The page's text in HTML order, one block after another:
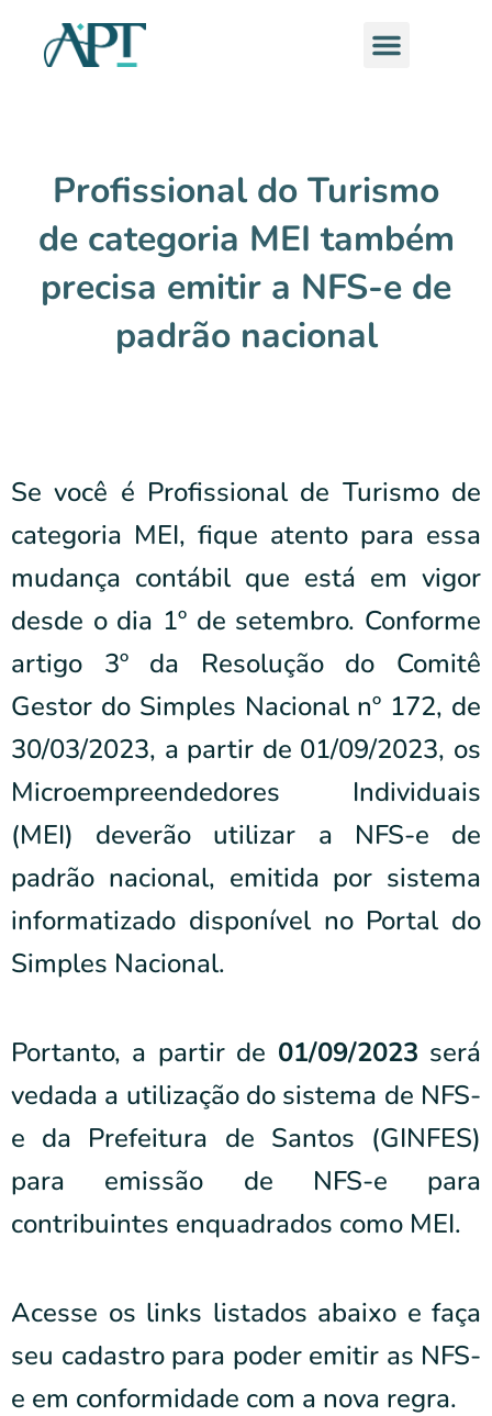
Menu
Profissional do Turismo
de categoria MEI também
precisa emitir a NFS-e de
padrão nacional
Se você é Profissional de Turismo de
categoria MEI, fique atento para essa
mudança contábil que está em vigor
desde o dia 1º de setembro. Conforme
artigo 3º da Resolução do Comitê
Gestor do Simples Nacional nº 172, de
30/03/2023, a partir de 01/09/2023, os
Microempreendedores Individuais
(MEI) deverão utilizar a NFS-e de
padrão nacional, emitida por sistema
informatizado disponível no Portal do
Simples Nacional.
Portanto, a partir de 01/09/2023 será
vedada a utilização do sistema de NFS-
e da Prefeitura de Santos (GINFES)
para emissão de NFS-e para
contribuintes enquadrados como MEI.
Acesse os links listados abaixo e faça
seu cadastro para poder emitir as NFS-
e em conformidade com a nova regra.